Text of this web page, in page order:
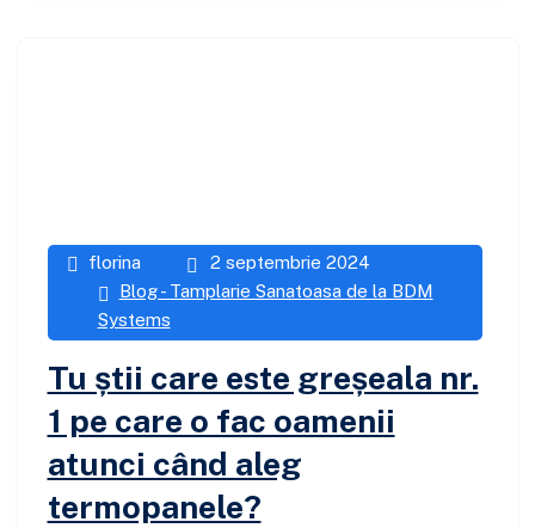
florina
2 septembrie 2024
Blog - Tamplarie Sanatoasa de la BDM
Systems
Tu știi care este greșeala nr.
1 pe care o fac oamenii
atunci când aleg
termopanele?